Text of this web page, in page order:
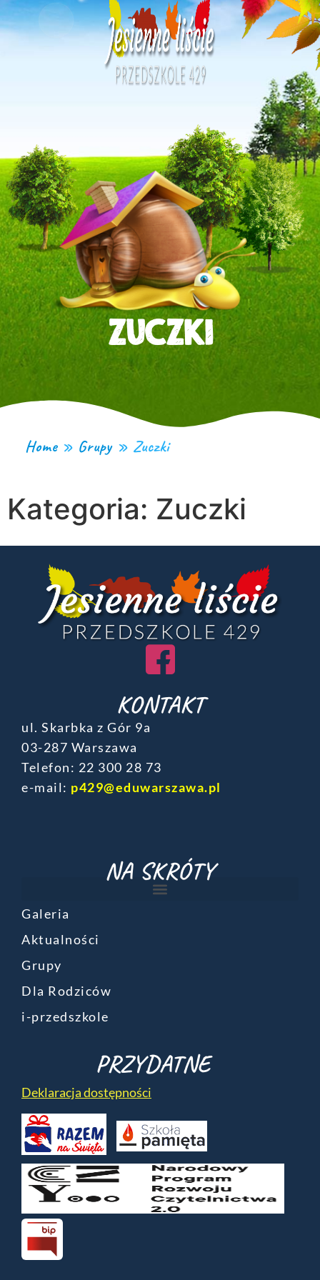
ZUCZKI
Home» Grupy» Zuczki
Kategoria: Zuczki
KONTAKT
ul. Skarbka z Gór 9a
03-287 Warszawa
Telefon: ‎22 300 28 73
e-mail: p429@eduwarszawa.pl
NA SKRÓTY
Galeria
Aktualności
Grupy
Dla Rodziców
i-przedszkole
PRZYDATNE
Deklaracja dostępności